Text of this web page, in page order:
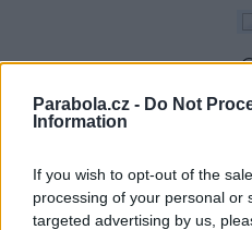
Parabola.cz - Do Not
Information
If you wish to opt-out of the
processing of your personal or
targeted advertising by us,
a